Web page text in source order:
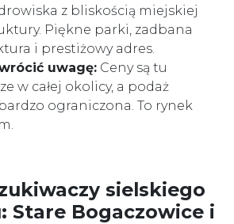
z bliskością miejskiej
Piękne parki, zadbana
i prestiżowy adres.
uwagę: Ceny są tu
w całej okolicy, a podaż
ograniczona. To rynek
sielskiego
Stare Bogaczowice i